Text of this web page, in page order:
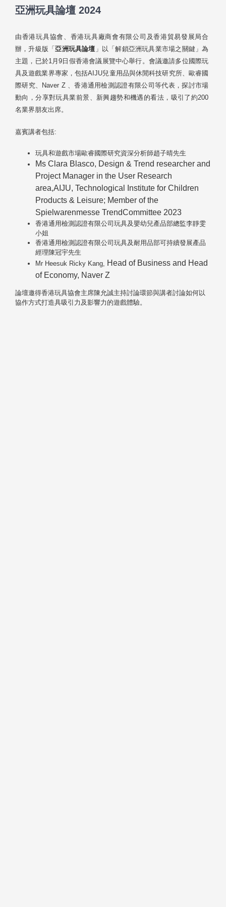
亞洲玩具論壇 2024
由香港玩具協會、香港玩具廠商會有限公司及香港貿易發展局合
辦，升級版「亞洲玩具論壇 」以「解鎖亞洲玩具業市場之關鍵」為
主題，已於1月9日假香港會議展覽中心舉行。會議邀請多位國際玩
具及遊戲業界專家，包括AIJU兒童用品與休閒科技研究所、歐睿國
際研究、Naver Z 、香港通用檢測認證有限公司等代表，探討市場
動向，分享對玩具業前景、新興趨勢和機遇的看法，吸引了約200
名業界朋友出席。
嘉賓講者包括:
玩具和遊戲市場歐睿國際研究資深分析師趙子晴先生
Ms Clara Blasco, Design & Trend researcher and
Project Manager in the User Research
area,AIJU, Technological Institute for Children
Products & Leisure; Member of the
Spielwarenmesse TrendCommittee 2023
香港通用檢測認證有限公司玩具及嬰幼兒產品部總監李靜雯
小姐
香港通用檢測認證有限公司玩具及耐用品部可持續發展產品
經理陳冠宇先生
Mr Heesuk Ricky Kang, Head of Business and Head
of Economy, Naver Z
論壇邀得香港玩具協會主席陳允誠主持討論環節與講者討論如何以
協作方式打造具吸引力及影響力的遊戲體驗。